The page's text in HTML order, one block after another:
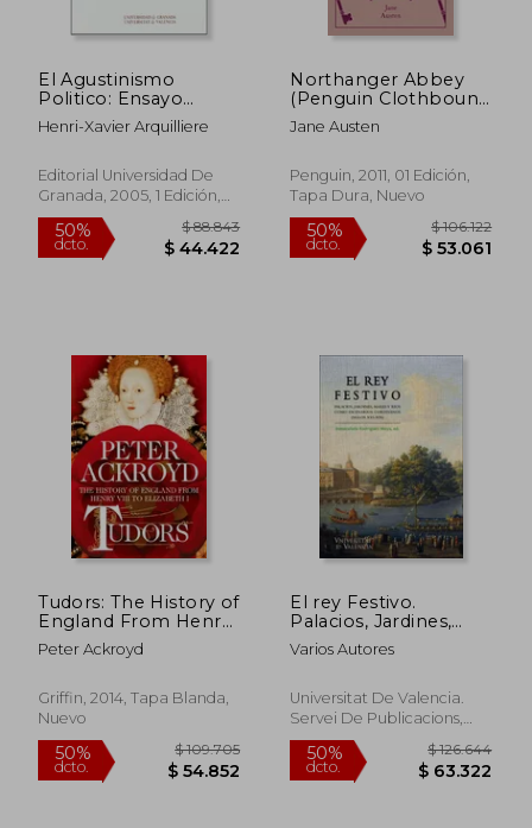
50%
dcto.
10%
dcto. $
El Agustinismo
Politico: Ensayo
Sobre la Formacion
de las Teorias
Media
Henri-Xavier Arquilliere
Editorial Universidad De
Granada, 2005, 1 Edición,
Tapa Blanda, Nuevo
$ 44.422
Northanger Abbey
(Penguin Clothbound
Classics) (en Inglés)
Jane Austen
Penguin, 2011, 01 Edición,
Tapa Dura, Nuevo
Tudors: The History of
England From Henry
Viii to Elizabeth i (en
Inglés)
Peter Ackroyd
Griffin, 2014, Tapa Blanda,
Nuevo
El rey Festivo.
Palacios, Jardines,
Mares y Rios Como
Escenarios
Xvi-Xix)
Varios Autores
Universitat De Valencia.
Servei De Publicacions,
2019, Tapa Blanda, Nuevo